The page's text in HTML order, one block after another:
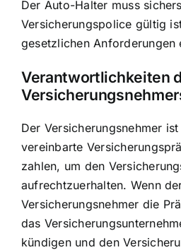
Der Auto-Halter muss
Versicherungspolice gültig
gesetzlichen Anforderungen
Verantwortlichkeiten
Der Versicherungsnehmer
vereinbarte
zahlen, um den
aufrechtzuerhalten. Wenn
Versicherungsnehmer die
das
kündigen und den